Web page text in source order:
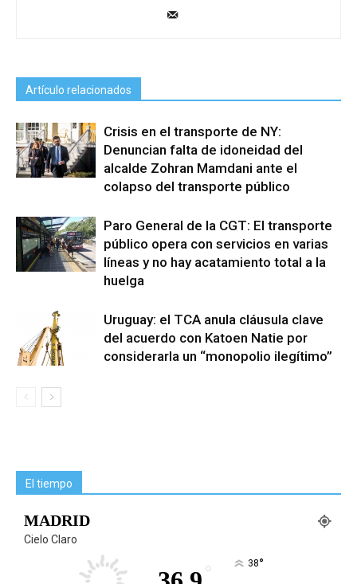
Artículo relacionados
Crisis en el transporte de NY:
Denuncian falta de idoneidad del
alcalde Zohran Mamdani ante el
colapso del transporte público
Paro General de la CGT: El transporte
público opera con servicios en varias
líneas y no hay acatamiento total a la
huelga
Uruguay: el TCA anula cláusula clave
del acuerdo con Katoen Natie por
considerarla un “monopolio ilegítimo”
El tiempo
MADRID
Cielo Claro
° 38°